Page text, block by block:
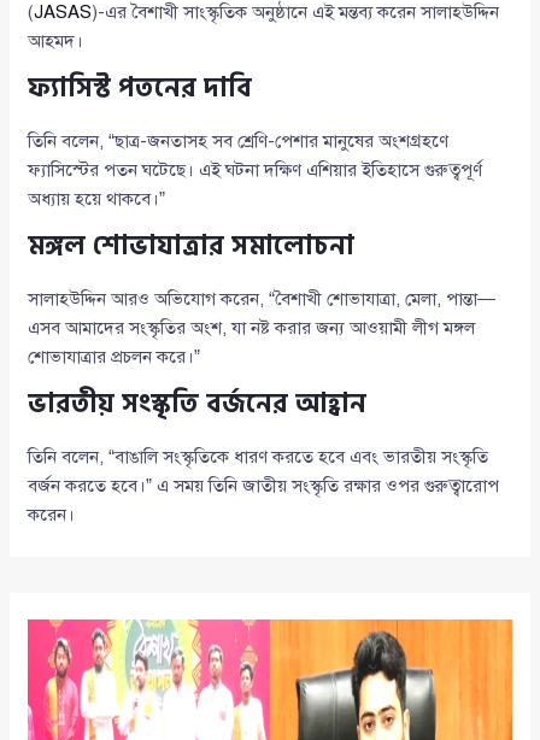
(JASAS)-এর বৈশাখী সাংস্কৃতিক অনুষ্ঠানে এই মন্তব্য করেন সালাহউদ্দিন
আহমদ।
ফ্যাসিস্ট পতনের দাবি
তিনি বলেন, “ছাত্র-জনতাসহ সব শ্রেণি-পেশার মানুষের অংশগ্রহণে
ফ্যাসিস্টের পতন ঘটেছে। এই ঘটনা দক্ষিণ এশিয়ার ইতিহাসে গুরুত্বপূর্ণ
অধ্যায় হয়ে থাকবে।”
মঙ্গল শোভাযাত্রার সমালোচনা
সালাহউদ্দিন আরও অভিযোগ করেন, “বৈশাখী শোভাযাত্রা, মেলা, পান্তা—
এসব আমাদের সংস্কৃতির অংশ, যা নষ্ট করার জন্য আওয়ামী লীগ মঙ্গল
শোভাযাত্রার প্রচলন করে।”
ভারতীয় সংস্কৃতি বর্জনের আহ্বান
তিনি বলেন, “বাঙালি সংস্কৃতিকে ধারণ করতে হবে এবং ভারতীয় সংস্কৃতি
বর্জন করতে হবে।” এ সময় তিনি জাতীয় সংস্কৃতি রক্ষার ওপর গুরুত্বারোপ
করেন।